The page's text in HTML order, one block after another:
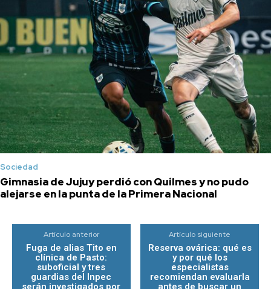
Sociedad
Gimnasia de Jujuy perdió con Quilmes y no pudo
alejarse en la punta de la Primera Nacional
Artículo anterior
Fuga de alias Tito en
clínica de Pasto:
suboficial y tres
guardias del Inpec
serán investigados por
Artículo siguiente
Reserva ovárica: qué es
y por qué los
especialistas
recomiendan evaluarla
antes de buscar un